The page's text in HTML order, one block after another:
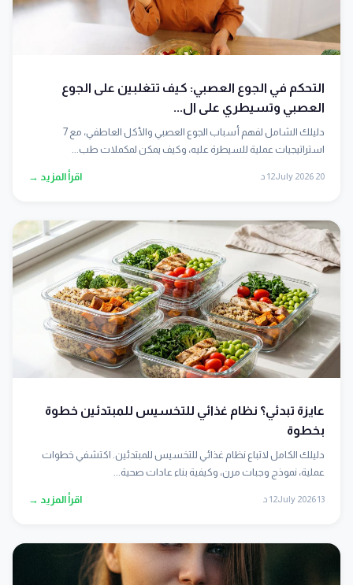
التحكم في الجوع العصبي: كيف تتغلبين على الجوع
العصبي وتسيطري على ال...
دليلك الشامل لفهم أسباب الجوع العصبي والأكل العاطفي، مع 7
استراتيجيات عملية للسيطرة عليه، وكيف يمكن لمكملات طب...
20 July 2026 12 د اقرأ المزيد →
عايزة تبدئي؟ نظام غذائي للتخسيس للمبتدئين خطوة
بخطوة
دليلك الكامل لاتباع نظام غذائي للتخسيس للمبتدئين. اكتشفي خطوات
عملية، نموذج وجبات مرن، وكيفية بناء عادات صحية...
13 July 2026 12 د اقرأ المزيد →